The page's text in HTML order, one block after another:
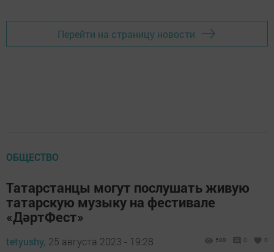
Перейти на страницу новости
ОБЩЕСТВО
Татарстанцы могут послушать живую
татарскую музыку на фестивале
«ДәртФест»
tetyushy, 25 августа 2023 - 19:28 588 0 0